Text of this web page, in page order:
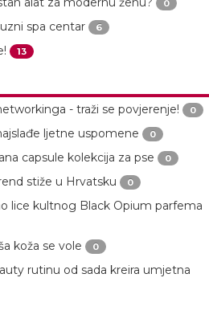
0
spa centar 6
13
- traži se povjerenje!
0
ljetne uspomene 0
capsule kolekcija za pse 0
stiže u Hrvatsku 0
lice kultnog Black Opium parfema
koža se vole 0
rutinu od sada kreira umjetna